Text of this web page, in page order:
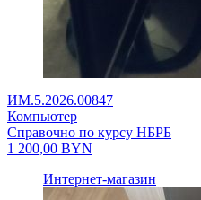
ИМ.5.2026.00847
Компьютер
Справочно по курсу НБРБ
1 200,00 BYN
Интернет-магазин